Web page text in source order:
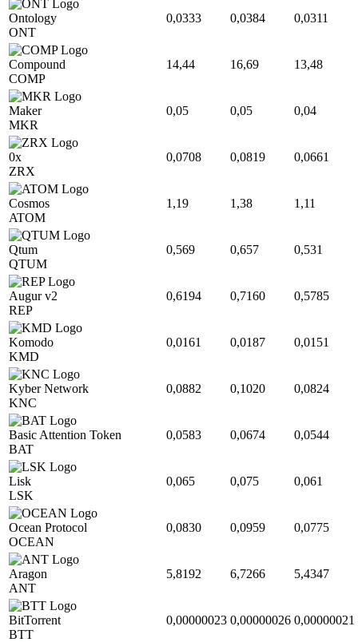
Ontology
ONT
0,0333 0,0384 0,0311
Compound
COMP
14,44 16,69 13,48
Maker
MKR
0,05 0,05 0,04
0x
ZRX
0,0708 0,0819 0,0661
Cosmos
ATOM
1,19 1,38 1,11
Qtum
QTUM
0,569 0,657 0,531
Augur v2
REP
0,6194 0,7160 0,5785
Komodo
KMD
0,0161 0,0187 0,0151
Kyber Network
KNC
0,0882 0,1020 0,0824
Basic Attention Token
BAT
0,0583 0,0674 0,0544
Lisk
LSK
0,065 0,075 0,061
Ocean Protocol
OCEAN
0,0830 0,0959 0,0775
Aragon
ANT
5,8192 6,7266 5,4347
BitTorrent
BTT
0,00000023 0,00000026 0,00000021